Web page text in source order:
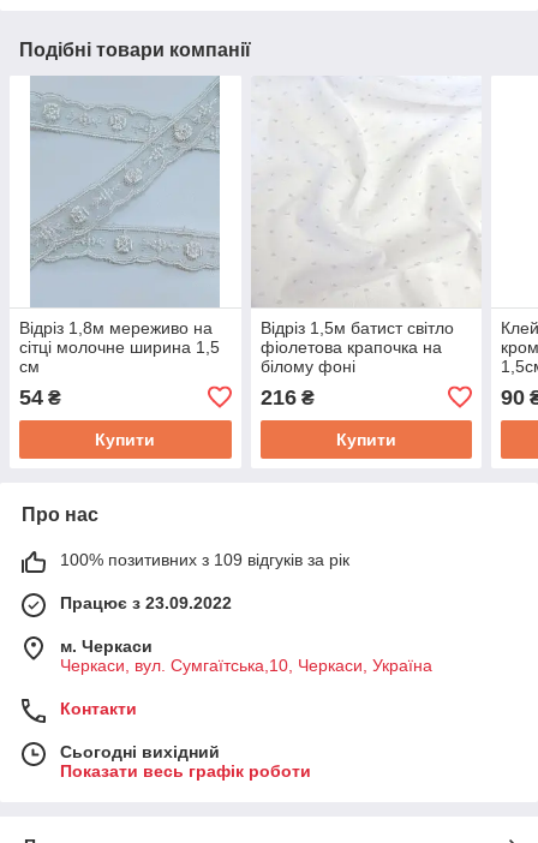
Подібні товари компанії
Відріз 1,8м мереживо на
сітці молочне ширина 1,5
см
54 ₴
Купити
Відріз 1,5м батист світло
фіолетова крапочка на
білому фоні
216₴
Купити
90
Про нас
100% позитивних з 109 відгуків за рік
Працює з 23.09.2022
м. Черкаси
Черкаси, вул. Сумгаїтська,10, Черкаси, Україна
Контакти
Сьогодні вихідний
Показати весь графік роботи